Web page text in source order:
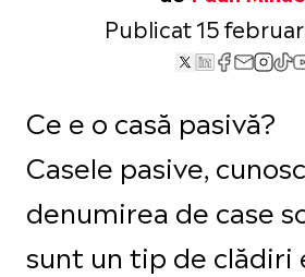
Publicat 15
Ce e o casă pasivă?
Casele pasive,
denumirea de case
sunt un tip de